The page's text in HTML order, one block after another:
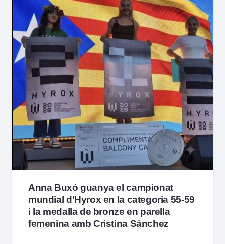
Anna Buxó guanya el campionat
mundial d’Hyrox en la categoria 55-59
i la medalla de bronze en parella
femenina amb Cristina Sánchez